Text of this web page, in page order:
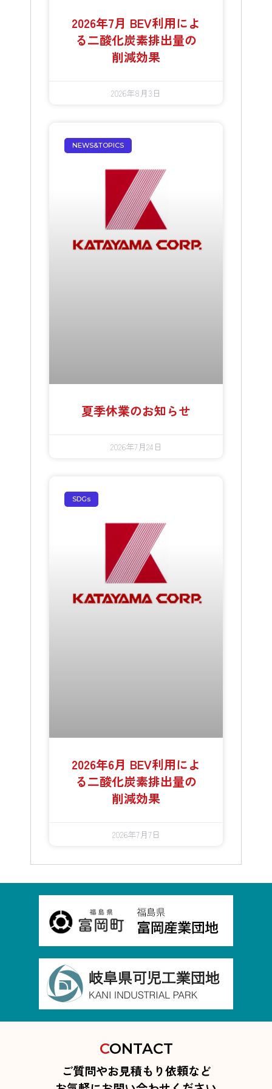
2026年7月 BEV利用によ
る二酸化炭素排出量の
削減効果
2026年8月3日
NEWS&TOPICS
夏季休業のお知らせ
2026年7月24日
SDGs
2026年6月 BEV利用によ
る二酸化炭素排出量の
削減効果
2026年7月7日
CONTACT
ご質問やお見積もり依頼など